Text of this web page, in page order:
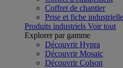
Coffret de chantier
Prise et fiche industrielle
Produits industriels Voir tout
Explorer par gamme
Découvrir Hypra
Découvrir Mosaic
Découvrir Colson